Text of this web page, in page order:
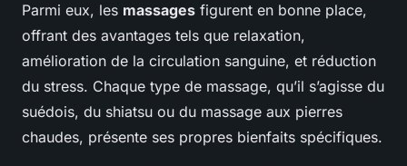
Parmi eux, les massages figurent en bonne place,
offrant des avantages tels que relaxation,
amélioration de la circulation sanguine, et réduction
du stress. Chaque type de massage, qu’il s’agisse du
suédois, du shiatsu ou du massage aux pierres
chaudes, présente ses propres bienfaits spécifiques.